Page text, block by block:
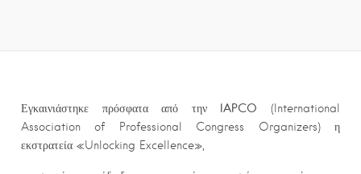
Εγκαινιάστηκε πρόσφατα από την IAPCO(International
Association of Professional Congress Organizers) η
εκστρατεία «Unlocking Excellence»,